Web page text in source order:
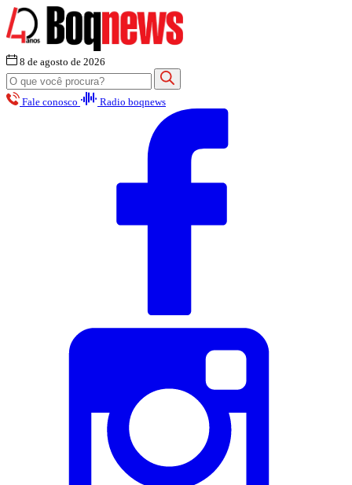
8 de agosto de 2026
Fale conosco Radio boqnews